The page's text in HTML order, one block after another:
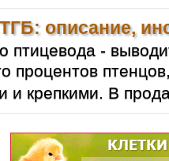
описание,
птицевода -
процентов
и крепкими. В